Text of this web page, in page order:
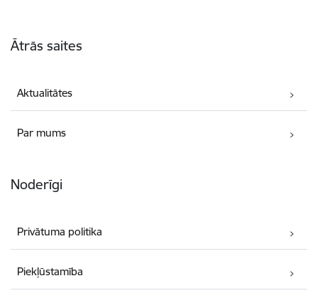
Ātrās saites
Aktualitātes
Par mums
Noderīgi
Privātuma politika
Piekļūstamība